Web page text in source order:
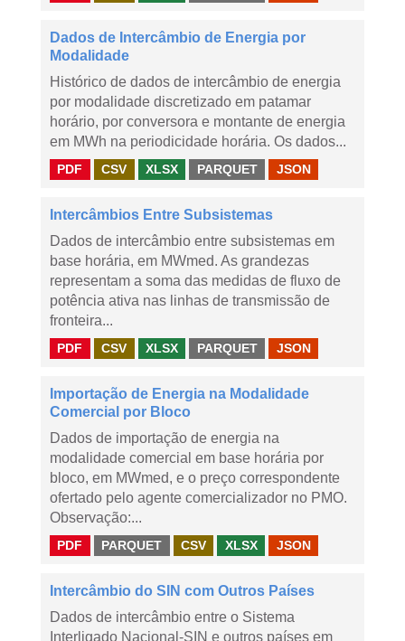
Dados de Intercâmbio de Energia por
Modalidade
Histórico de dados de intercâmbio de energia
por modalidade discretizado em patamar
horário, por conversora e montante de energia
em MWh na periodicidade horária. Os dados...
PDF CSV XLSX PARQUET JSON
Intercâmbios Entre Subsistemas
Dados de intercâmbio entre subsistemas em
base horária, em MWmed. As grandezas
representam a soma das medidas de fluxo de
potência ativa nas linhas de transmissão de
fronteira...
PDF CSV XLSX PARQUET JSON
Importação de Energia na Modalidade
Comercial por Bloco
Dados de importação de energia na
modalidade comercial em base horária por
bloco, em MWmed, e o preço correspondente
ofertado pelo agente comercializador no PMO.
Observação:...
PDF PARQUET CSV XLSX JSON
Intercâmbio do SIN com Outros Países
Dados de intercâmbio entre o Sistema
Interligado Nacional-SIN e outros países em